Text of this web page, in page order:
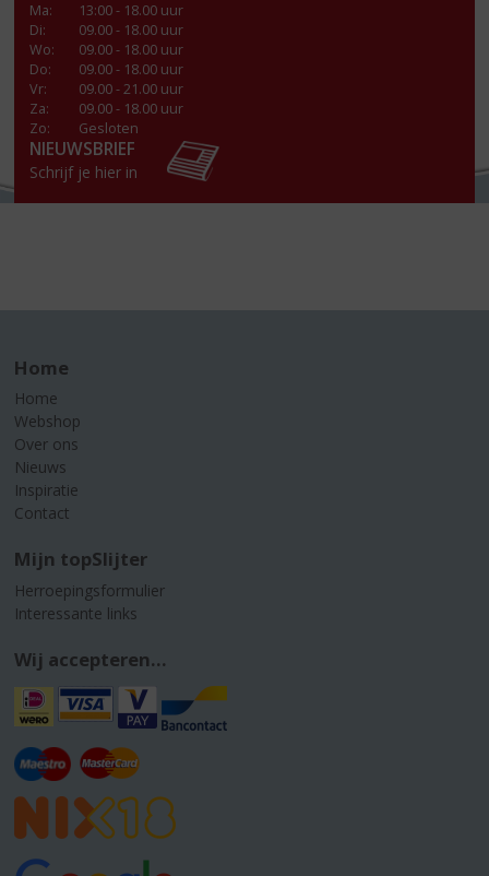
Ma:
13:00 - 18.00 uur
Di:
09.00 - 18.00 uur
Wo:
09.00 - 18.00 uur
Do:
09.00 - 18.00 uur
Vr:
09.00 - 21.00 uur
Za:
09.00 - 18.00 uur
Zo:
Gesloten
NIEUWSBRIEF
Schrijf je hier in
Home
Home
Webshop
Over ons
Nieuws
Inspiratie
Contact
Mijn topSlijter
Herroepingsformulier
Interessante links
Wij accepteren...